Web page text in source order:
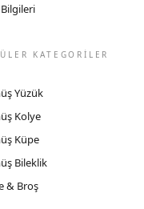
KATEGORİLER
Yüzük
Kolye
Küpe
Bileklik
& Broş